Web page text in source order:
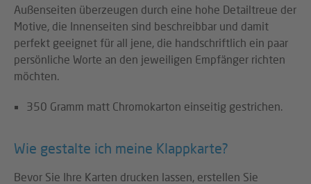
Außenseiten überzeugen durch eine hohe Detailtreue der
Motive, die Innenseiten sind beschreibbar und damit
perfekt geeignet für all jene, die handschriftlich ein paar
persönliche Worte an den jeweiligen Empfänger richten
möchten.
350 Gramm matt Chromokarton einseitig gestrichen.
Wie gestalte ich meine Klappkarte?
Bevor Sie Ihre Karten drucken lassen, erstellen Sie